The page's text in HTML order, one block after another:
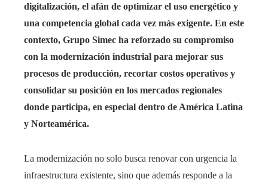
digitalización, el afán de optimizar el uso energético y
una competencia global cada vez más exigente. En este
contexto, Grupo Simec ha reforzado su compromiso
con la modernización industrial para mejorar sus
procesos de producción, recortar costos operativos y
consolidar su posición en los mercados regionales
donde participa, en especial dentro de América Latina
y Norteamérica.
La modernización no solo busca renovar con urgencia la
infraestructura existente, sino que además responde a la